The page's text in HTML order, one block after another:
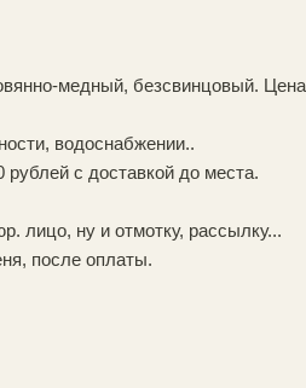
медный, безсвинцовый. Цена
водоснабжении..
рублей с доставкой до места.
лицо, ну и отмотку, рассылку...
после оплаты.